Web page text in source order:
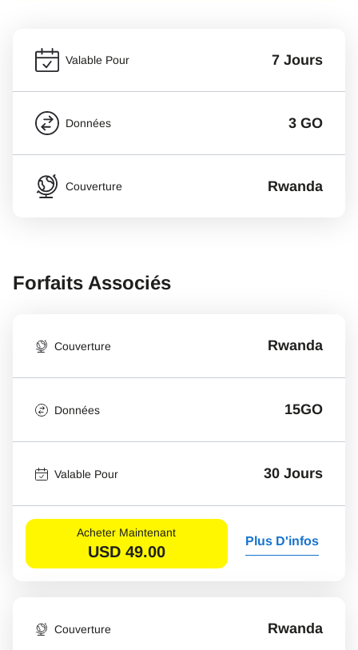
Valable Pour 7 Jours
Données 3 GO
Couverture Rwanda
Forfaits Associés
Couverture Rwanda
Données 15GO
Valable Pour 30 Jours
Acheter Maintenant
USD 49.00
Plus D'infos
Couverture Rwanda